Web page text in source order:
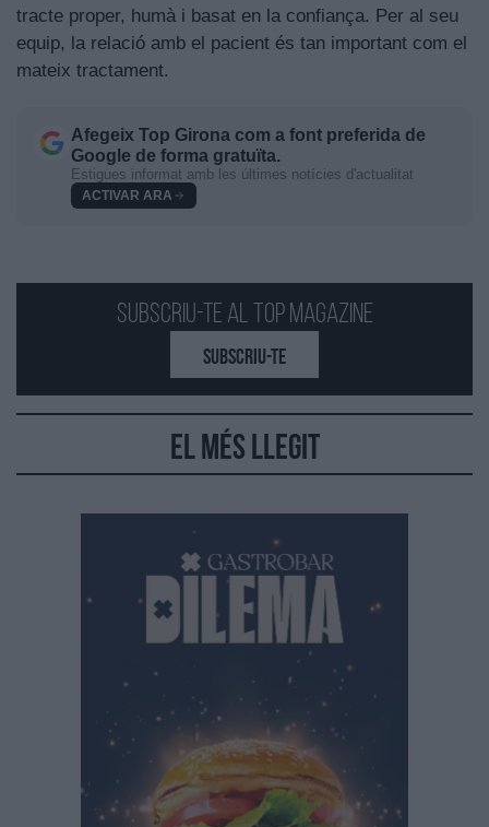
Subscriu-te al Top Magazine
SUBSCRIU-TE
El més llegit
tracte proper, humà i basat en la confiança. Per al seu
equip, la relació amb el pacient és tan important com el
mateix tractament.
Afegeix Top Girona com a font preferida de
Google de forma gratuïta.
Estigues informat amb les últimes notícies d'actualitat
ACTIVAR ARA